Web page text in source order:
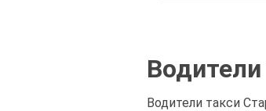
Водители такси